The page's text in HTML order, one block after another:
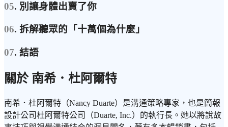
05. 別讓身體出賣了你
06. 拆解聽眾的「十萬個為什麼」
07. 結語
關於 南希．杜阿爾特
南希．杜阿爾特（Nancy Duarte）是溝通策略專家，也是簡報
設計公司杜阿爾特公司（Duarte, Inc.）的執行長。她以將說故